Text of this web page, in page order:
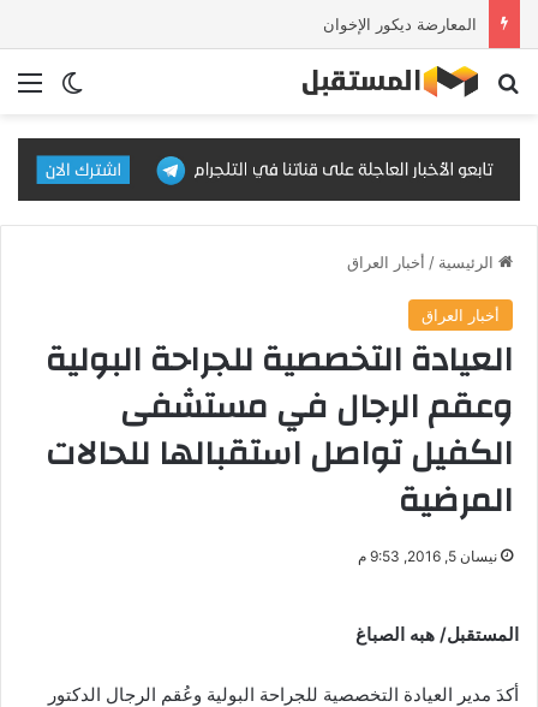
المعارضة ديكور الإخوان
الوضع بحث عن
الرئيسية / أخبار العراق
أخبار العراق
العيادة التخصصية للجراحة البولية
وعقم الرجال في مستشفى
الكفيل تواصل استقبالها للحالات
المرضية
نيسان 5, 2016, 9:53 م
المستقبل/ هبه الصباغ
أكدَ مدير العيادة التخصصية للجراحة البولية وعُقم الرجال الدكتور